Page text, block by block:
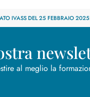
al meglio la